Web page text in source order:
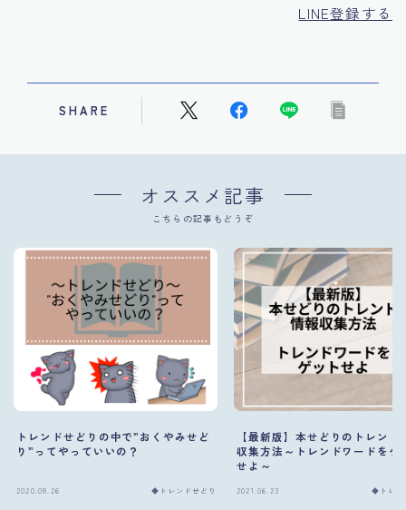
LINE登録する
SHARE
オススメ記事
こちらの記事もどうぞ
トレンドせどりの中で”おくやみせど
り”ってやっていいの？
2020.08.26 ◆トレンドせどり
【最新版】本せどりのトレンド
収集方法～トレンドワードをゲ
せよ～
2021.06.23 ◆トレン